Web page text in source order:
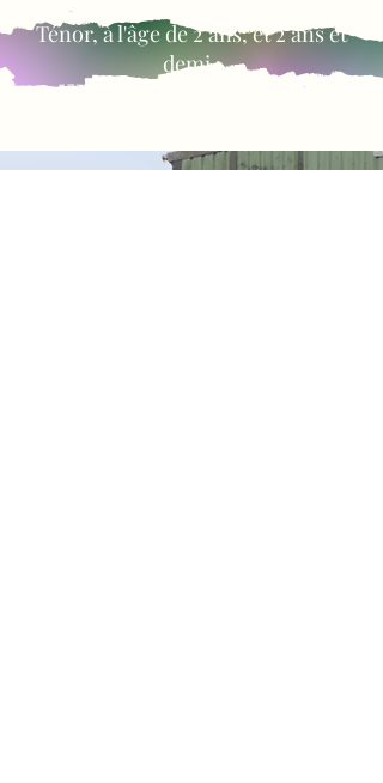
Ténor, à l'âge de 2 ans, et 2 ans et
demi :